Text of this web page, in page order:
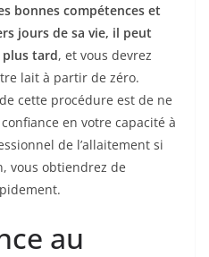
bonnes compétences et
jours de sa vie, il peut
plus tard, et vous devrez
lait à partir de zéro.
cette procédure est de ne
en votre capacité à
de l’allaitement si
vous obtiendrez de
au